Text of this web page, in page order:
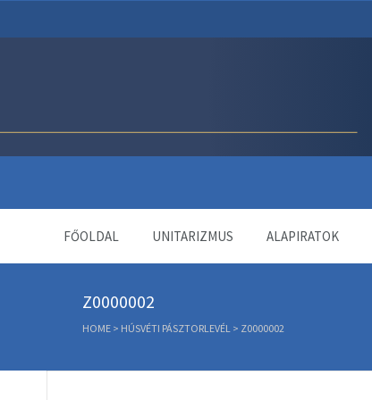
FŐOLDAL UNITARIZMUS ALAPIRATOK
Z0000002
HOME > HÚSVÉTI PÁSZTORLEVÉL > Z0000002